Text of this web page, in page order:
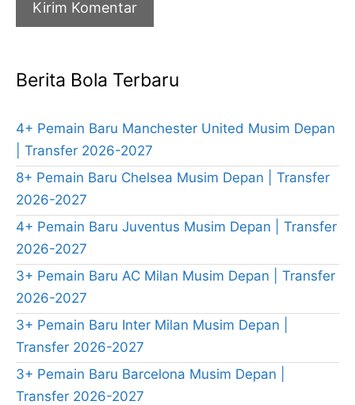
Berita Bola Terbaru
4+ Pemain Baru Manchester United Musim Depan
| Transfer 2026-2027
8+ Pemain Baru Chelsea Musim Depan | Transfer
2026-2027
4+ Pemain Baru Juventus Musim Depan | Transfer
2026-2027
3+ Pemain Baru AC Milan Musim Depan | Transfer
2026-2027
3+ Pemain Baru Inter Milan Musim Depan |
Transfer 2026-2027
3+ Pemain Baru Barcelona Musim Depan |
Transfer 2026-2027